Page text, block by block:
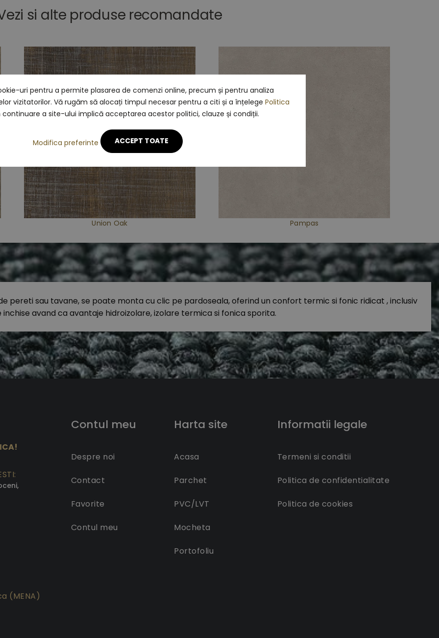
uri pentru a permite plasarea de comenzi online, precum și pentru analiza
vizitatorilor. Vă rugăm să alocați timpul necesar pentru a citi și a înțelege Politica
continuare a site-ului implică acceptarea acestor politici, clauze și condiții.
Modifica preferinte ACCEPT TOATE
si alte produse recomandate
Union Oak Pampas
pereti sau tavane, se poate monta cu clic pe pardoseala, oferind un confort termic si fonic ridicat , inclusiv
avand ca avantaje hidroizolare, izolare termica si fonica sporita.
(MENA)
Contul meu
Despre noi
Contact
Favorite
Contul meu
Harta site
Acasa
Parchet
PVC/LVT
Mocheta
Portofoliu
Informatii legale
Termeni si conditii
Politica de confidentialitate
Politica de cookies